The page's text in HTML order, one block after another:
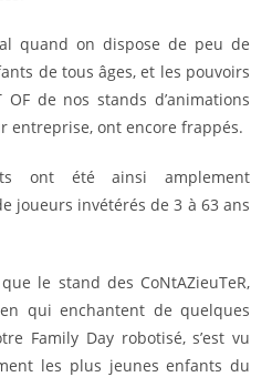
quand on dispose de peu de
de tous âges, et les pouvoirs
OF de nos stands d’animations
entreprise, ont encore frappés.
ont été ainsi amplement
joueurs invétérés de 3 à 63 ans
le stand des CoNtAZieuTeR,
qui enchantent de quelques
Family Day robotisé, s’est vu
les plus jeunes enfants du